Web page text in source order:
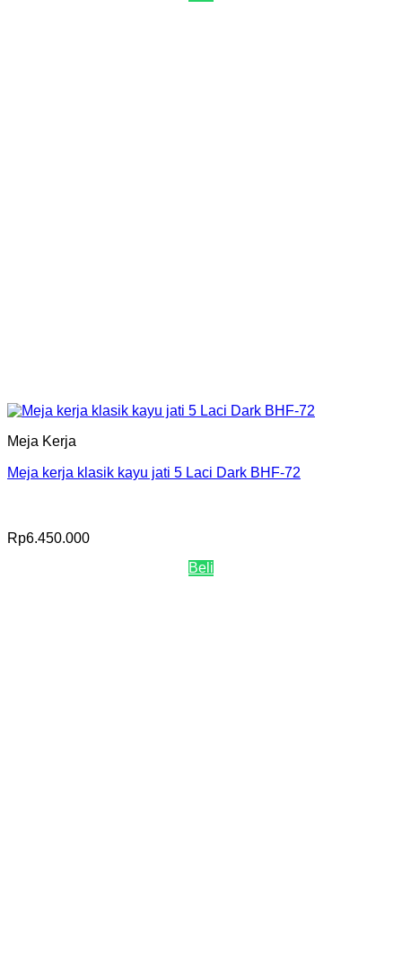
Meja Kerja
Meja kerja klasik kayu jati 5 Laci Dark BHF-72
Rp6.450.000
Beli